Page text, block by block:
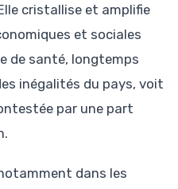
cristallise et amplifie
et sociales
de santé, longtemps
inégalités du pays, voit
par une part
dans les